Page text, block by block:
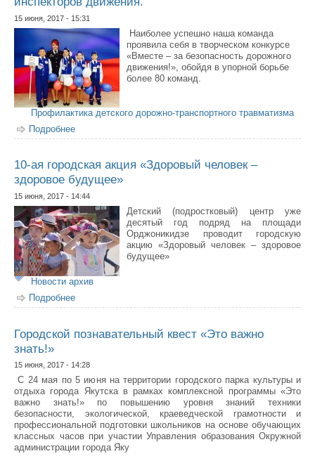
15 июня, 2017 - 15:31
Наиболее успешно наша команда
проявила себя в творческом конкурсе
«Вместе – за безопасность дорожного
движения!», обойдя в упорной борьбе
более 80 команд.
Профилактика детского дорожно-транспортного травматизма
Подробнее
республику на Всероссийском конкурсе юных
10-ая городская акция «Здоровый человек –
здоровое будущее»
15 июня, 2017 - 14:44
Детский (подростковый) центр уже
десятый год подряд на площади
Орджоникидзе проводит городскую
акцию «Здоровый человек – здоровое
будущее»
Новости архив
Подробнее
будущее»
Городской познавательный квест «Это важно
знать!»
15 июня, 2017 - 14:28
С 24 мая по 5 июня на территории городского парка культуры и
отдыха города Якутска в рамках комплексной программы «Это
важно знать!» по повышению уровня знаний техники
безопасности, экологической, краеведческой грамотности и
профессиональной подготовки школьников на основе обучающих
классных часов при участии Управления образования Окружной
администрации города Яку